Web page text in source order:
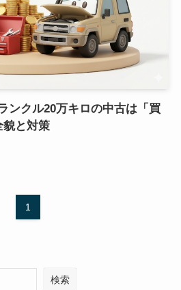
ンクル20万キロの中古は「買
貌と対策
1
検索